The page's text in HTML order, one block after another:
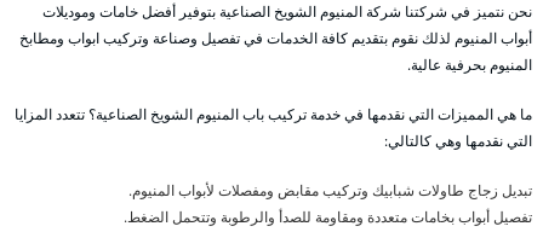
نحن نتميز في شركتنا شركة المنيوم الشويخ الصناعية بتوفير أفضل خامات وموديلات
أبواب المنيوم لذلك نقوم بتقديم كافة الخدمات في تفصيل وصناعة وتركيب ابواب ومطابخ
المنيوم بحرفية عالية.
ما هي المميزات التي نقدمها في خدمة تركيب باب المنيوم الشويخ الصناعية؟ تتعدد المزايا
التي نقدمها وهي كالتالي:
تبديل زجاج طاولات شبابيك وتركيب مقابض ومفصلات لأبواب المنيوم.
تفصيل أبواب بخامات متعددة ومقاومة للصدأ والرطوبة وتتحمل الضغط.